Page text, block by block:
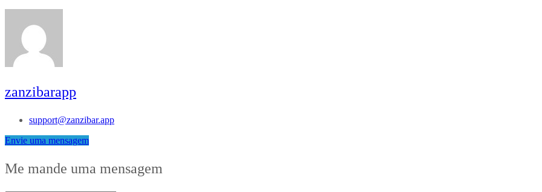
zanzibarapp
support@zanzibar.app
Envie uma mensagem
Me mande uma mensagem